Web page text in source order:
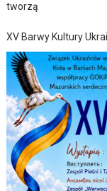
tworzą
XV Barwy Kultury